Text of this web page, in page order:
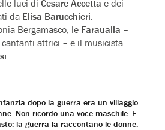
luci diCesare Accetta e dei
da Elisa Barucchieri
Bergamasco, le Faraualla –
attrici – e il musicista
dopo la guerra era un villaggio
Non ricordo una voce maschile. E
la guerra la raccontano le donne.